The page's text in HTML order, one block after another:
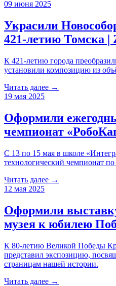
09 июня 2025
Украсили
421-летию Томска |
К 421-летию города
установили композицию из
Читать далее →
19 мая 2025
Оформили
чемпионат
С 13 по 15 мая в школе
технологический чемпионат по
Читать далее →
12 мая 2025
Оформили
музея к юбилею
К 80-летию Великой Победы
представил экспозицию,
страницам нашей истории.
Читать далее →